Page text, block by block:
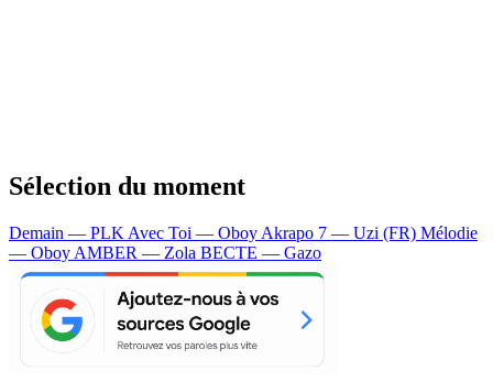
Sélection du moment
Demain — PLK Avec Toi — Oboy Akrapo 7 — Uzi (FR) Mélodie
— Oboy AMBER — Zola BECTE — Gazo